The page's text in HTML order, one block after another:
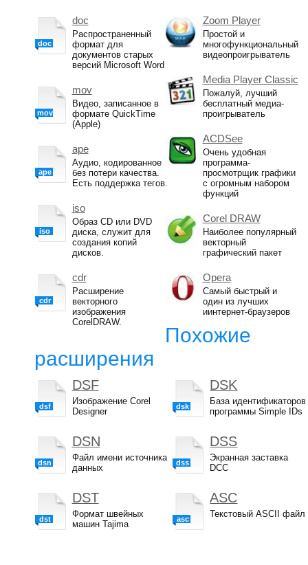
doc
doc
Распространенный
формат для
документов старых
версий Microsoft Word
mov
mov
Видео, записанное в
формате QuickTime
(Apple)
ape
ape
Аудио, кодированное
без потери качества.
Есть поддержка тегов.
iso
iso
Образ CD или DVD
диска, служит для
создания копий
дисков.
cdr
cdr
Расширение
векторного
изображения
CorelDRAW.
Zoom Player
Простой и
многофункциональный
видеопроигрыватель
Media Player Classic
Пожалуй, лучший
бесплатный медиа-
проигрыватель
ACDSee
Очень удобная
программа-
просмотрщик графики
с огромным набором
функций
Corel DRAW
Наиболее популярный
векторный
графический пакет
Opera
Самый быстрый и
один из лучших
иинтернет-браузеров
Похожие
расширения
dsf
DSF
Изображение Corel
Designer
dsn
DSN
Файл имени источника
данных
dst
DST
Формат швейных
машин Tajima
dsk
DSK
База идентификаторов
программы Simple IDs
dss
DSS
Экранная заставка
DCC
asc
ASC
Текстовый ASCII файл